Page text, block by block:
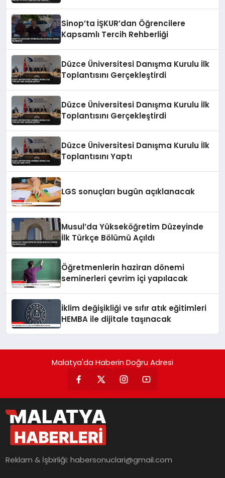
Sinop’ta İŞKUR’dan Öğrencilere
Kapsamlı Tercih Rehberliği
Düzce Üniversitesi Danışma Kurulu İlk
Toplantısını Gerçekleştirdi
Düzce Üniversitesi Danışma Kurulu İlk
Toplantısını Gerçekleştirdi
Düzce Üniversitesi Danışma Kurulu İlk
Toplantısını Yaptı
LGS sonuçları bugün açıklanacak
Musul’da Yükseköğretim Düzeyinde
İlk Türkçe Bölümü Açıldı
Öğretmenlerin haziran dönemi
seminerleri çevrim içi yapılacak
İklim değişikliği ve sıfır atık eğitimleri
HEMBA ile dijitale taşınacak
Malatya'da Haberin Doğru Adresi
Reklam & İşbirliği:habersonuclari@gmail.com